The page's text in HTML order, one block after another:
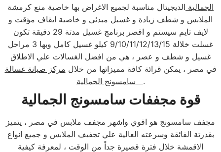
الجمالية الديجيتال مناسبة لجميع الاغراض بها خاصية منع كرمشة
الملابس و شطف زيادة و غسيل مبدئي و خاصية ايقاف مؤقت و
لايف تايم سيستم و اقصر برنامج غسيل مدتة 29 دقيقة تكون
غسلت خلالة 9/10/11/12/13/15 كيلو غسيل كامل وبها 3 مراحل
غسيل و شطف و عصر ، هي من افضل الغسالات علي الاطلاق
في مصر ، يمكن قرائة كافة مميزاتها من خلال مركز صيانة غسالة
.
قوة مجففات سامسونج الجمالية
مجفف سامسونج هو اقوي واشهر مجفف ملابس في مصر ، يتميز
بقدرتة الفائقة وسرعته العالية علي تجفيف الملابس و جميع انواع
الاقمشة خلال فترة قصيرة جداً من الوقت ، لمعرفة كيفية